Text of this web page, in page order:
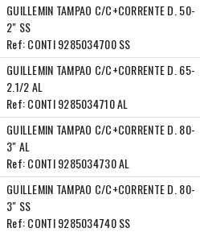
GUILLEMIN TAMPAO C/C+CORRENTE D. 50-
2" SS
Ref:CONTI 9285034700 SS
GUILLEMIN TAMPAO C/C+CORRENTE D. 65-
2.1/2 AL
Ref:CONTI 9285034710 AL
GUILLEMIN TAMPAO C/C+CORRENTE D. 80-
3" AL
Ref:CONTI 9285034730 AL
GUILLEMIN TAMPAO C/C+CORRENTE D. 80-
3" SS
Ref:CONTI 9285034740 SS